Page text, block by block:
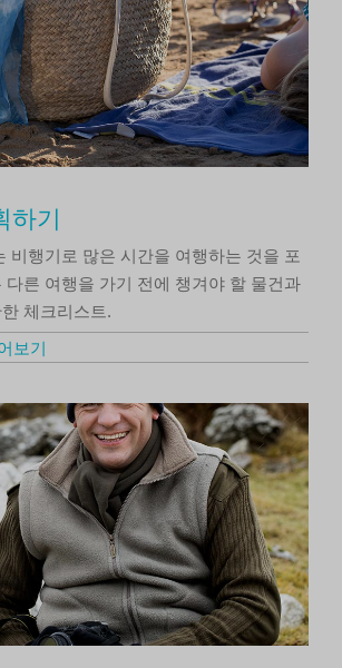
기
비행기로 많은 시간을 여행하는 것을 포
다른 여행을 가기 전에 챙겨야 할 물건과
체크리스트.
보기